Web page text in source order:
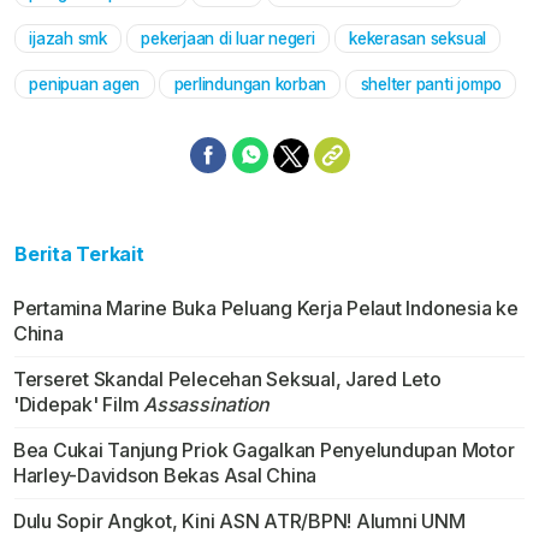
ijazah smk pekerjaan di luar negeri kekerasan seksual
penipuan agen perlindungan korban shelter panti jompo
Berita Terkait
Pertamina Marine Buka Peluang Kerja Pelaut Indonesia ke
China
Terseret Skandal Pelecehan Seksual, Jared Leto
'Didepak' FilmAssassination
Bea Cukai Tanjung Priok Gagalkan Penyelundupan Motor
Harley-Davidson Bekas Asal China
Dulu Sopir Angkot, Kini ASN ATR/BPN! Alumni UNM